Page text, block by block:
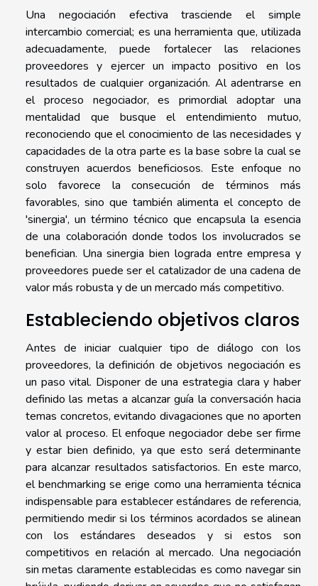
Una negociación efectiva trasciende el simple
intercambio comercial; es una herramienta que, utilizada
adecuadamente, puede fortalecer las relaciones
proveedores y ejercer un impacto positivo en los
resultados de cualquier organización. Al adentrarse en
el proceso negociador, es primordial adoptar una
mentalidad que busque el entendimiento mutuo,
reconociendo que el conocimiento de las necesidades y
capacidades de la otra parte es la base sobre la cual se
construyen acuerdos beneficiosos. Este enfoque no
solo favorece la consecución de términos más
favorables, sino que también alimenta el concepto de
'sinergia', un término técnico que encapsula la esencia
de una colaboración donde todos los involucrados se
benefician. Una sinergia bien lograda entre empresa y
proveedores puede ser el catalizador de una cadena de
valor más robusta y de un mercado más competitivo.
Estableciendo objetivos claros
Antes de iniciar cualquier tipo de diálogo con los
proveedores, la definición de objetivos negociación es
un paso vital. Disponer de una estrategia clara y haber
definido las metas a alcanzar guía la conversación hacia
temas concretos, evitando divagaciones que no aporten
valor al proceso. El enfoque negociador debe ser firme
y estar bien definido, ya que esto será determinante
para alcanzar resultados satisfactorios. En este marco,
el benchmarking se erige como una herramienta técnica
indispensable para establecer estándares de referencia,
permitiendo medir si los términos acordados se alinean
con los estándares deseados y si estos son
competitivos en relación al mercado. Una negociación
sin metas claramente establecidas es como navegar sin